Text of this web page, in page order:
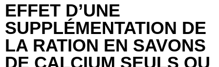
EFFET D’UNE
SUPPLÉMENTATION DE
LA RATION EN SAVONS
DE CALCIUM SEULS OU